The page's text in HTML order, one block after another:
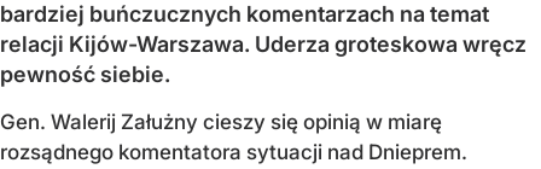
bardziej buńczucznych komentarzach na temat
relacji Kijów-Warszawa. Uderza groteskowa wręcz
pewność siebie.
Gen. Walerij Załużny cieszy się opinią w miarę
rozsądnego komentatora sytuacji nad Dnieprem.